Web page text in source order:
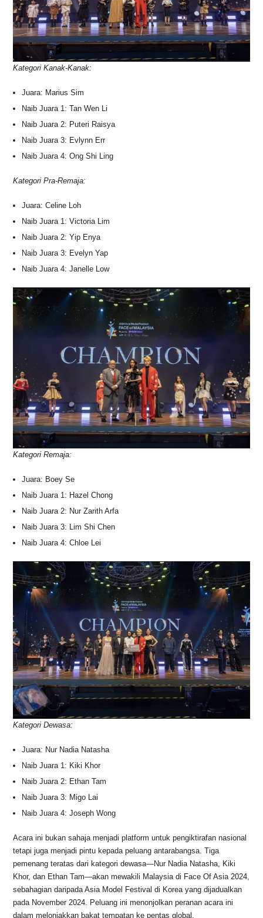
Kategori Kanak-Kanak:
Juara: Marius Sim
Naib Juara 1: Tan Wen Li
Naib Juara 2: Puteri Raisya
Naib Juara 3: Evlynn Err
Naib Juara 4: Ong Shi Ling
Kategori Pra-Remaja:
Juara: Celine Loh
Naib Juara 1: Victoria Lim
Naib Juara 2: Yip Enya
Naib Juara 3: Evelyn Yap
Naib Juara 4: Janelle Low
Kategori Remaja:
Juara: Boey Se
Naib Juara 1: Hazel Chong
Naib Juara 2: Nur Zarith Arfa
Naib Juara 3: Lim Shi Chen
Naib Juara 4: Chloe Lei
Kategori Dewasa:
Juara: Nur Nadia Natasha
Naib Juara 1: Kiki Khor
Naib Juara 2: Ethan Tam
Naib Juara 3: Migo Lai
Naib Juara 4: Joseph Wong
Acara ini bukan sahaja menjadi platform untuk pengiktirafan nasional
tetapi juga menjadi pintu kepada peluang antarabangsa. Tiga
pemenang teratas dari kategori dewasa—Nur Nadia Natasha, Kiki
Khor, dan Ethan Tam—akan mewakili Malaysia di Face Of Asia 2024,
sebahagian daripada Asia Model Festival di Korea yang dijadualkan
pada November 2024. Peluang ini menonjolkan peranan acara ini
dalam melonjakkan bakat tempatan ke pentas global.